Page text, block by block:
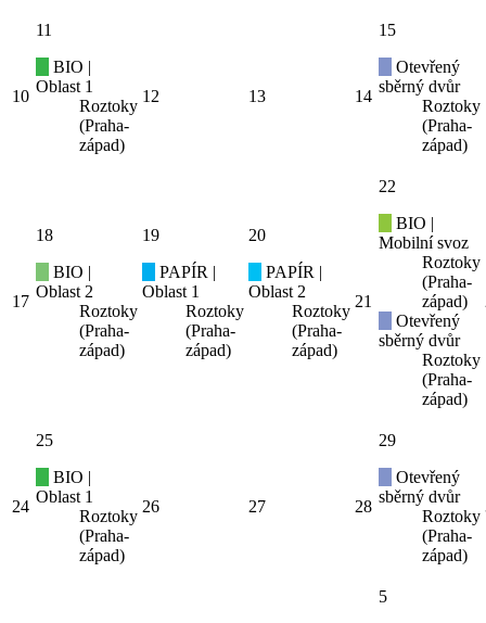
10
11
BIO |
Oblast 1
Roztoky
(Praha-
západ)
12 13 14
15
Otevřený
sběrný dvůr
Roztoky
(Praha-
západ)
17
18
BIO |
Oblast 2
Roztoky
(Praha-
západ)
19
PAPÍR |
Oblast 1
Roztoky
(Praha-
západ)
20
PAPÍR |
Oblast 2
Roztoky
(Praha-
západ)
21
22
BIO |
Mobilní svoz
Roztoky
(Praha-
západ)
Otevřený
sběrný dvůr
Roztoky
(Praha-
západ)
24
25
BIO |
Oblast 1
Roztoky
(Praha-
západ)
26 27 28
29
Otevřený
sběrný dvůr
Roztoky
(Praha-
západ)
5